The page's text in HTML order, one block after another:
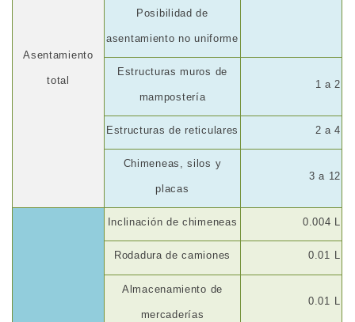
Asentamiento
total
Posibilidad de
asentamiento no uniforme
Estructuras muros de
mampostería
1 a 2
Estructuras de reticulares 2 a 4
Chimeneas, silos y
placas
3 a 12
Inclinación de chimeneas 0.004 L
Rodadura de camiones 0.01 L
Almacenamiento de
mercaderías
0.01 L